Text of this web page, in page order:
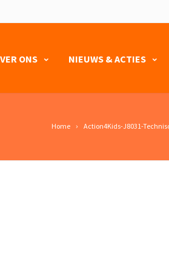
ONS NIEUWS & ACTIES
Home Action4Kids-J8031-